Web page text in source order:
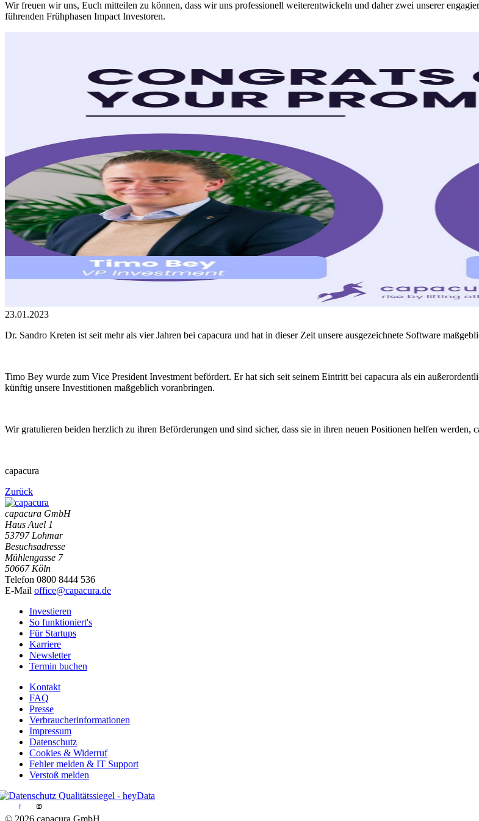
Wir freuen wir uns, Euch mitteilen zu können, dass wir uns professionell weiterentwickeln und daher zwei unserer
führenden Frühphasen Impact Investoren.
23.01.2023
Dr. Sandro Kreten ist seit mehr als vier Jahren bei capacura und hat in dieser Zeit unsere ausgezeichnete Software
Timo Bey wurde zum Vice President Investment befördert. Er hat sich seit seinem Eintritt bei capacura als ein
künftig unsere Investitionen maßgeblich voranbringen.
Wir gratulieren beiden herzlich zu ihren Beförderungen und sind sicher, dass sie in ihren neuen Positionen helfen werden,
capacura
Zurück
capacura GmbH
Haus Auel 1
53797 Lohmar
Besuchsadresse
Mühlengasse 7
50667 Köln
Telefon 0800 8444 536
E-Mail office@capacura.de
Investieren
So funktioniert's
Für Startups
Karriere
Newsletter
Termin buchen
Kontakt
FAQ
Presse
Verbraucherinformationen
Impressum
Datenschutz
Cookies & Widerruf
Fehler melden & IT Support
Verstoß melden
© 2026 capacura GmbH.